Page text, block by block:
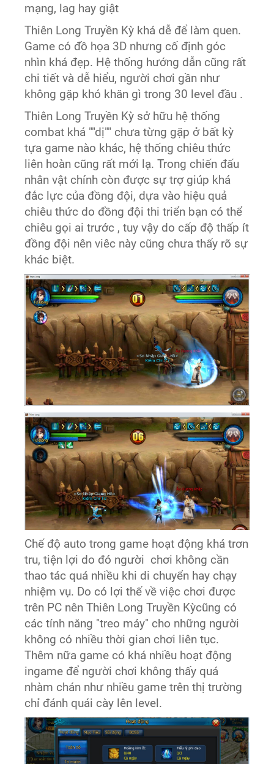
mạng, lag hay giật
Thiên Long Truyền Kỳ khá dễ để làm quen.
Game có đồ họa 3D nhưng cố định góc
nhìn khá đẹp. Hệ thống hướng dẫn cũng rất
chi tiết và dễ hiểu, người chơi gần như
không gặp khó khăn gì trong 30 level đầu .
Thiên Long Truyền Kỳ sở hữu hệ thống
combat khá ""dị"" chưa từng gặp ở bất kỳ
tựa game nào khác, hệ thống chiêu thức
liên hoàn cũng rất mới lạ. Trong chiến đấu
nhân vật chính còn được sự trợ giúp khá
đắc lực của đồng đội, dựa vào hiệu quả
chiêu thức do đồng đội thi triển bạn có thể
chiêu gọi ai trước , tuy vậy do cấp độ thấp ít
đồng đội nên viêc này cũng chưa thấy rõ sự
khác biệt.
Chế độ auto trong game hoạt động khá trơn
tru, tiện lợi do đó người chơi không cần
thao tác quá nhiều khi di chuyển hay chạy
nhiệm vụ. Do có lợi thế về việc chơi được
trên PC nên Thiên Long Truyền Kỳcũng có
các tính năng "treo máy" cho những người
không có nhiều thời gian chơi liên tục.
Thêm nữa game có khá nhiều hoạt động
ingame để người chơi không thấy quá
nhàm chán như nhiều game trên thị trường
chỉ đánh quái cày lên level.